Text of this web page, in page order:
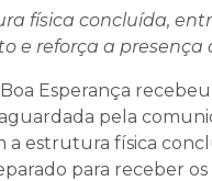
física concluída,
e reforça a presença
Esperança
pela
a estrutura física
para receber